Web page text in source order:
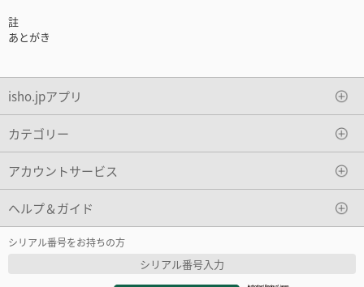
註
あとがき
isho.jpアプリ
カテゴリー
アカウントサービス
ヘルプ＆ガイド
シリアル番号をお持ちの方
シリアル番号入力